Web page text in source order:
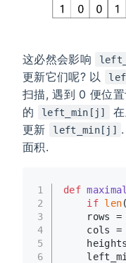
这必然会影响
更新它们呢? 以
扫描, 遇到 0 便位
的
left_min[j]
更新
left_min[j] .
面积.
1
2
3
4
5
6
def
if len
    rows =
    cols =